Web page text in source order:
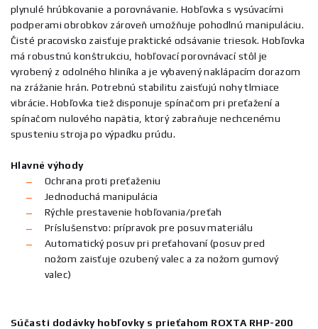
plynulé hrúbkovanie a porovnávanie. Hobľovka s vysúvacími
podperami obrobkov zároveň umožňuje pohodlnú manipuláciu.
Čisté pracovisko zaisťuje praktické odsávanie triesok. Hobľovka
má robustnú konštrukciu, hobľovací porovnávací stôl je
vyrobený z odolného hliníka a je vybavený naklápacím dorazom
na zrážanie hrán. Potrebnú stabilitu zaisťujú nohy tlmiace
vibrácie. Hobľovka tiež disponuje spínačom pri preťažení a
spínačom nulového napätia, ktorý zabraňuje nechcenému
spusteniu stroja po výpadku prúdu.
Hlavné výhody
Ochrana proti preťaženiu
Jednoduchá manipulácia
Rýchle prestavenie hobľovania/preťah
Príslušenstvo: prípravok pre posuv materiálu
Automatický posuv pri preťahovaní (posuv pred
nožom zaisťuje ozubený valec a za nožom gumový
valec)
Súčasti dodávky hobľovky s prieťahom ROXTA RHP-200